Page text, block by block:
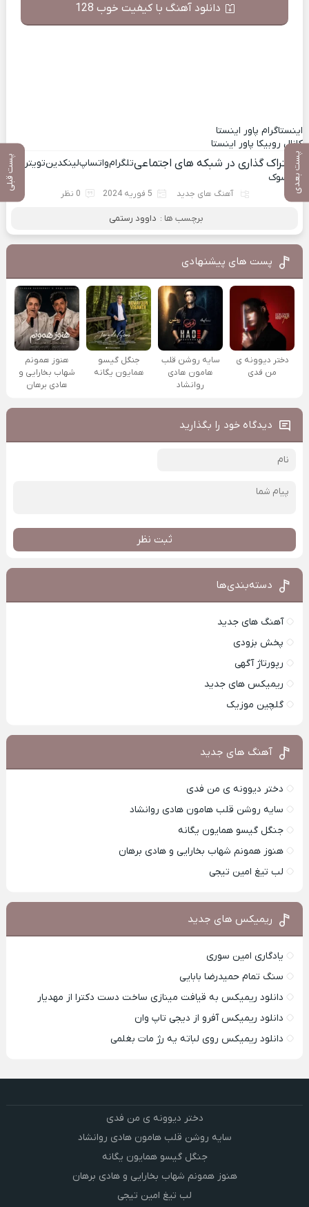
پست بعدی پست قبلی
دانلود آهنگ با کیفیت خوب 128
اینستاگرام پاور اینستا
کانال روبیکا پاور اینستا
اشتراک گذاری در شبکه های اجتماعیتلگرامواتساپلینکدینتویتر
فیسوک
آهنگ های جدید 5 فوریه 2024 0 نظر
برچسب ها : داوود رستمی
پست های پیشنهادی
دختر دیوونه ی
من فدی
سایه روشن قلب
هامون هادی
روانشاد
جنگل گیسو
همایون یگانه
هنوز همونم
شهاب بخارایی و
هادی برهان
دیدگاه خود را بگذارید
ثبت نظر
دسته‌بندی‌ها
آهنگ های جدید
پخش بزودی
رپورتاژ آگهی
ریمیکس های جدید
گلچین موزیک
آهنگ های جدید
دختر دیوونه ی من فدی
سایه روشن قلب هامون هادی روانشاد
جنگل گیسو همایون یگانه
هنوز همونم شهاب بخارایی و هادی برهان
لب تیغ امین تیجی
ریمیکس های جدید
یادگاری امین سوری
سنگ تمام حمیدرضا بابایی
دانلود ریمیکس به قیافت مینازی ساخت دست دکترا از مهدیار
دانلود ریمیکس آفرو از ديجی تاپ وان
دانلود ریمیکس روی لباته یه رژ مات بغلمی
دختر دیوونه ی من فدی
سایه روشن قلب هامون هادی روانشاد
جنگل گیسو همایون یگانه
هنوز همونم شهاب بخارایی و هادی برهان
لب تیغ امین تیجی